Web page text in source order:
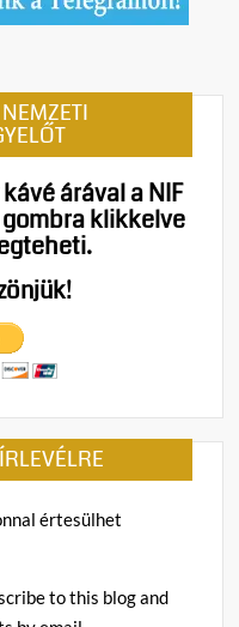
árával a NIF
gombra klikkelve
értesülhet
to this blog and